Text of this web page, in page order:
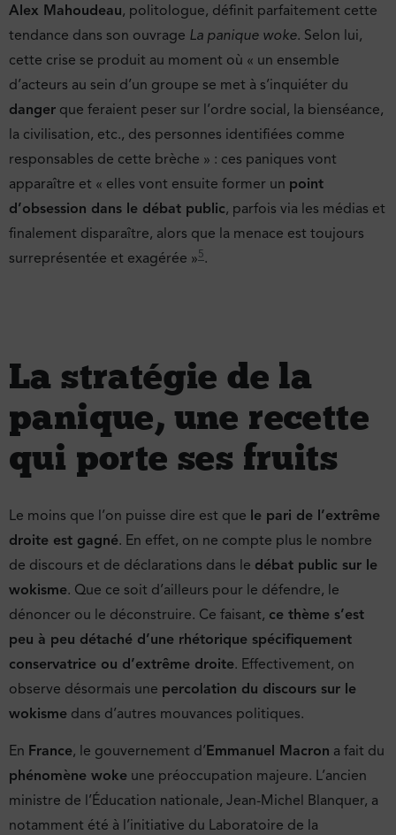
Alex Mahoudeau, politologue, définit parfaitement cette
tendance dans son ouvrage La panique woke. Selon lui,
cette crise se produit au moment où « un ensemble
d’acteurs au sein d’un groupe se met à s’inquiéter du
danger que feraient peser sur l’ordre social, la bienséance,
la civilisation, etc., des personnes identifiées comme
responsables de cette brèche » : ces paniques vont
apparaître et « elles vont ensuite former un point
d’obsession dans le débat public, parfois via les médias et
finalement disparaître, alors que la menace est toujours
surreprésentée et exagérée »5.
La stratégie de la
panique, une recette
qui porte ses fruits
Le moins que l’on puisse dire est que le pari de l’extrême
droite est gagné. En effet, on ne compte plus le nombre
de discours et de déclarations dans le débat public sur le
wokisme. Que ce soit d’ailleurs pour le défendre, le
dénoncer ou le déconstruire. Ce faisant, ce thème s’est
peu à peu détaché d’une rhétorique spécifiquement
conservatrice ou d’extrême droite. Effectivement, on
observe désormais une percolation du discours sur le
wokisme dans d’autres mouvances politiques.
En France, le gouvernement d’Emmanuel Macron a fait du
phénomène woke une préoccupation majeure. L’ancien
ministre de l’Éducation nationale, Jean-Michel Blanquer, a
notamment été à l’initiative du Laboratoire de la